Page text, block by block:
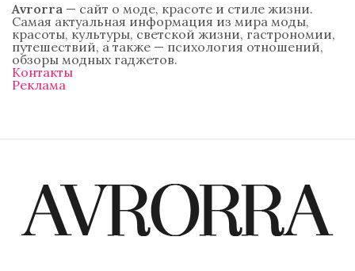
Avrorra — сайт о моде, красоте и стиле жизни.
Самая актуальная информация из мира моды,
красоты, культуры, светской жизни, гастрономии,
путешествий, а также — психология отношений,
обзоры модных гаджетов.
Контакты
Реклама